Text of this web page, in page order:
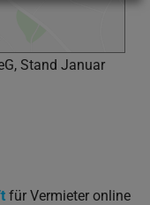
Stand Januar
für Vermieter online